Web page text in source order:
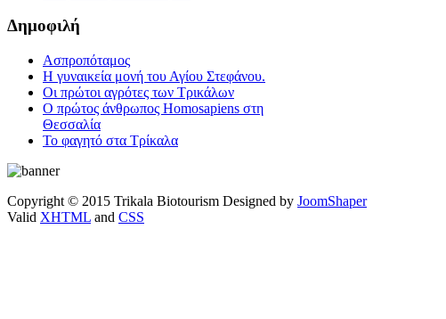
Δημοφιλή
Ασπροπόταμος
Η γυναικεία μονή του Αγίου Στεφάνου.
Οι πρώτοι αγρότες των Τρικάλων
Ο πρώτος άνθρωπος Homosapiens στη
Θεσσαλία
Το φαγητό στα Τρίκαλα
Copyright © 2015 Trikala Biotourism Designed by JoomShaper
Valid XHTML and CSS